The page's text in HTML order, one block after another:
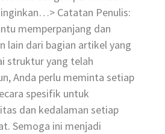
Catatan Penulis:
memperpanjang dan
lain dari bagian artikel yang
struktur yang telah
Anda perlu meminta setiap
spesifik untuk
dan kedalaman setiap
Semoga ini menjadi